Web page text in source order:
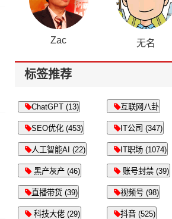
Zac 无名
标签推荐
ChatGPT (13) 互联网八卦
SEO优化 (453) IT公司 (347)
人工智能AI (22) IT职场 (1074)
黑产灰产 (46) 账号封禁 (39)
直播带货 (39) 视频号 (98)
科技大佬 (29) 抖音 (525)